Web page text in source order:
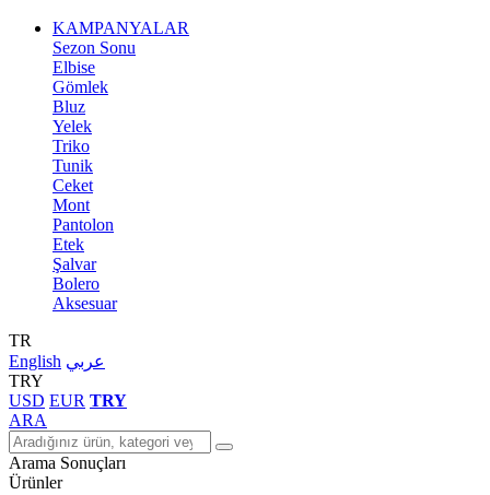
KAMPANYALAR
Sezon Sonu
Elbise
Gömlek
Bluz
Yelek
Triko
Tunik
Ceket
Mont
Pantolon
Etek
Şalvar
Bolero
Aksesuar
TR
English عربي
TRY
USD EUR TRY
ARA
Arama Sonuçları
Ürünler